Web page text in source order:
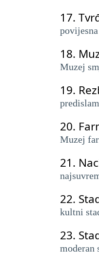
17.
18.
Muzej
19.
20.
Muzej
21.
22.
kultni
23.
moderan